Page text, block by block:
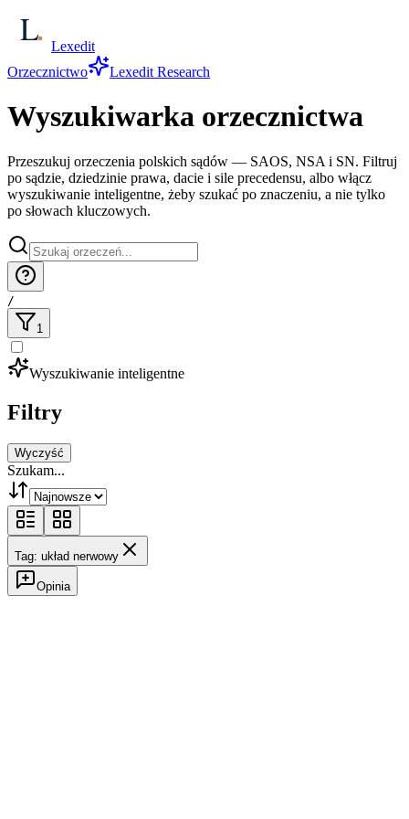
Lexedit
Orzecznictwo
Lexedit Research
Wyszukiwarka orzecznictwa
Przeszukuj orzeczenia polskich sądów — SAOS, NSA i SN. Filtruj
po sądzie, dziedzinie prawa, dacie i sile precedensu, albo włącz
wyszukiwanie inteligentne, żeby szukać po znaczeniu, a nie tylko
po słowach kluczowych.
/
1
Wyszukiwanie inteligentne
Filtry
Wyczyść
Szukam...
Tag: układ nerwowy
Opinia